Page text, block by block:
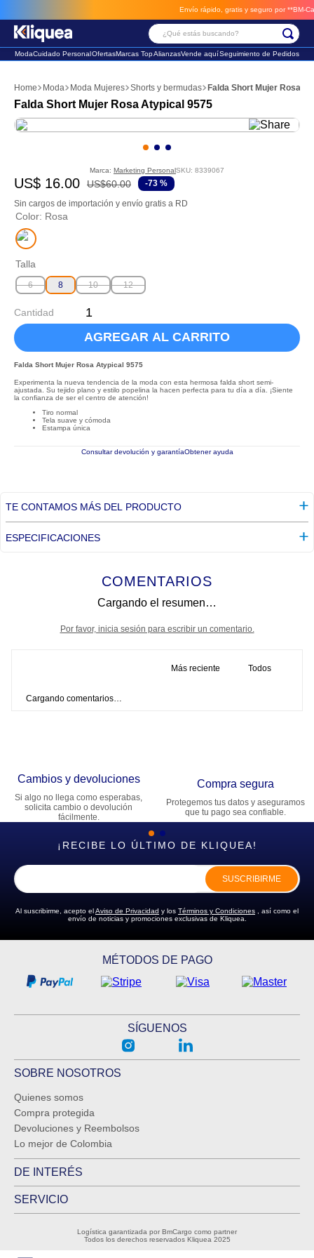
Envío rápido, gratis y seguro por **BM-
¿Qué estás buscando?
ModaCuidado PersonalOfertasMarcas TopAlianzasVende aquíSeguimiento de Pedidos
Moda Moda Mujeres Shorts y bermudas Falda Short Mujer Rosa
Falda Short Mujer Rosa Atypical 9575
Marca: Marketing PersonalSKU: 8339067
US$ 16.00 US$60.00 -73 %
Sin cargos de importación y envío gratis a RD
Color: Rosa
Talla
6 8 10 12
Cantidad
AGREGAR AL CARRITO
Falda Short Mujer Rosa Atypical 9575
Experimenta la nueva tendencia de la moda con esta hermosa falda short semi-
ajustada. Su tejido plano y estilo popelina la hacen perfecta para tu día a día. ¡Siente
la confianza de ser el centro de atención!
Tiro normal
Tela suave y cómoda
Estampa única
Consultar devolución y garantíaObtener ayuda
TE CONTAMOS MÁS DEL PRODUCTO
ESPECIFICACIONES
COMENTARIOS
Cargando el resumen…
Por favor, inicia sesión para escribir un comentario.
Más reciente Todos
Cargando comentarios…
Cambios y devoluciones
Si algo no llega como esperabas,
solicita cambio o devolución
fácilmente.
Compra segura
Protegemos tus datos y aseguramos
que tu pago sea confiable.
¡RECIBE LO ÚLTIMO DE KLIQUEA!
SUSCRIBIRME
Al suscribirme, acepto elAviso de Privacidad y los Términos y Condiciones , así como el
envío de noticias y promociones exclusivas de Kliquea.
MÉTODOS DE PAGO
SÍGUENOS
SOBRE NOSOTROS
Quienes somos
Compra protegida
Devoluciones y Reembolsos
Lo mejor de Colombia
DE INTERÉS
SERVICIO
Logística garantizada por BmCargo como partner
Todos los derechos reservados Kliquea 2025
2. futbol